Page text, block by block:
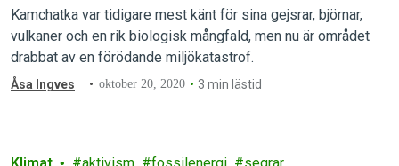
Kamchatka var tidigare mest känt för sina gejsrar, björnar,
vulkaner och en rik biologisk mångfald, men nu är området
drabbat av en förödande miljökatastrof.
Åsa Ingves oktober 20, 2020 3 min lästid